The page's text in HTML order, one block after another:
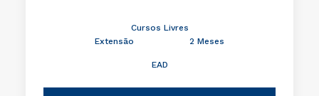
Cursos Livres
Extensão
2 Meses
EAD